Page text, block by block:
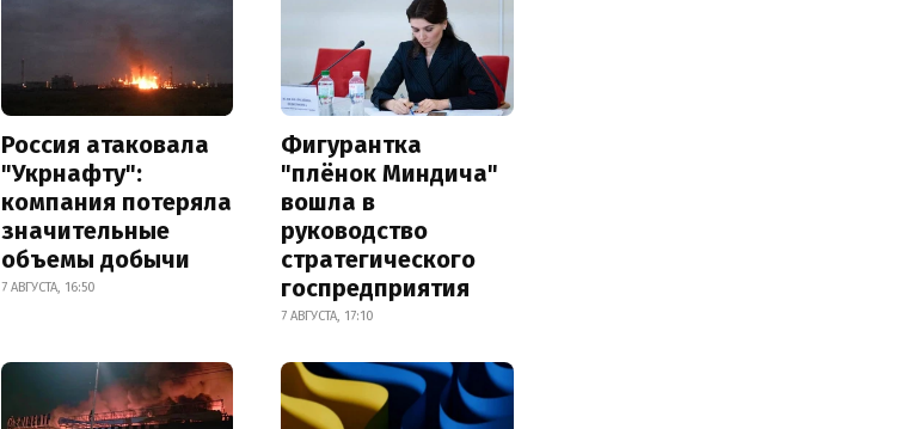
Россия атаковала
"Укрнафту":
компания потеряла
значительные
объемы добычи
7 АВГУСТА, 16:50
Фигурантка
"плёнок Миндича"
вошла в
руководство
стратегического
госпредприятия
7 АВГУСТА, 17:10